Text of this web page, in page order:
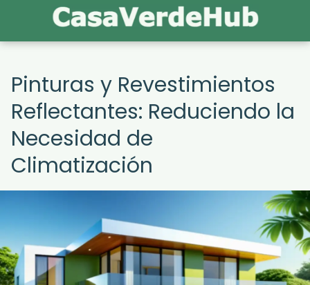
Pinturas y Revestimientos
Reflectantes: Reduciendo la
Necesidad de
Climatización